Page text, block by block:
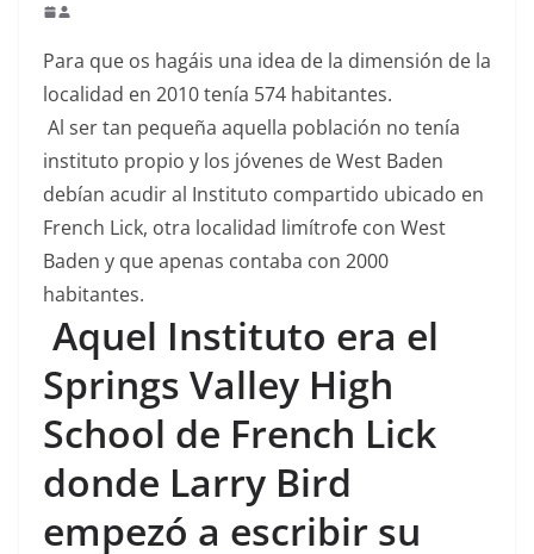
Para que os hagáis una idea de la dimensión de la
localidad en 2010 tenía 574 habitantes.
Al ser tan pequeña aquella población no tenía
instituto propio y los jóvenes de West Baden
debían acudir al Instituto compartido ubicado en
French Lick, otra localidad limítrofe con West
Baden y que apenas contaba con 2000
habitantes.
Aquel Instituto era el
Springs Valley High
School de French Lick
donde Larry Bird
empezó a escribir su